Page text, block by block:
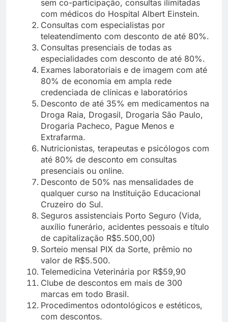
sem co-participação, consultas ilimitadas
com médicos do Hospital Albert Einstein.
Consultas com especialistas por
teleatendimento com desconto de até 80%.
Consultas presenciais de todas as
especialidades com desconto de até 80%.
Exames laboratoriais e de imagem com até
80% de economia em ampla rede
credenciada de clínicas e laboratórios
Desconto de até 35% em medicamentos na
Droga Raia, Drogasil, Drogaria São Paulo,
Drogaria Pacheco, Pague Menos e
Extrafarma.
Nutricionistas, terapeutas e psicólogos com
até 80% de desconto em consultas
presenciais ou online.
Desconto de 50% nas mensalidades de
qualquer curso na Instituição Educacional
Cruzeiro do Sul.
Seguros assistenciais Porto Seguro (Vida,
auxílio funerário, acidentes pessoais e título
de capitalização R$5.500,00)
Sorteio mensal PIX da Sorte, prêmio no
valor de R$5.500.
Telemedicina Veterinária por R$59,90
Clube de descontos em mais de 300
marcas em todo Brasil.
Procedimentos odontológicos e estéticos,
com descontos.